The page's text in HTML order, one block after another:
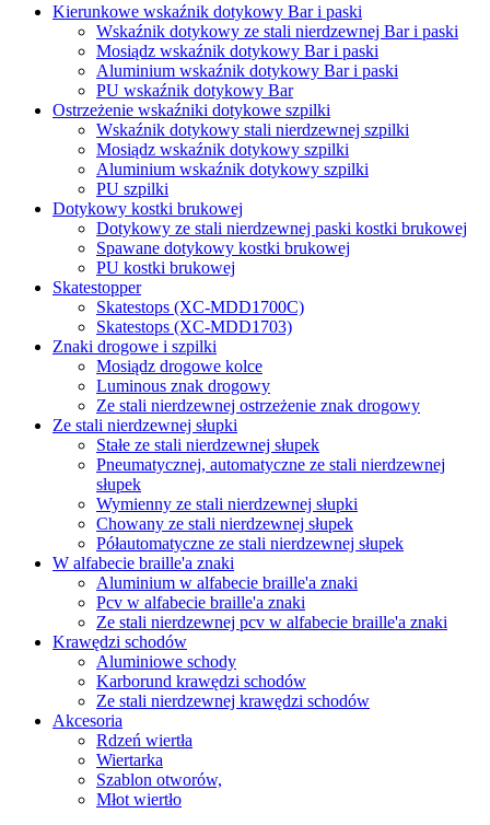
Kierunkowe wskaźnik dotykowy Bar i paski
Wskaźnik dotykowy ze stali nierdzewnej Bar i paski
Mosiądz wskaźnik dotykowy Bar i paski
Aluminium wskaźnik dotykowy Bar i paski
PU wskaźnik dotykowy Bar
Ostrzeżenie wskaźniki dotykowe szpilki
Wskaźnik dotykowy stali nierdzewnej szpilki
Mosiądz wskaźnik dotykowy szpilki
Aluminium wskaźnik dotykowy szpilki
PU szpilki
Dotykowy kostki brukowej
Dotykowy ze stali nierdzewnej paski kostki brukowej
Spawane dotykowy kostki brukowej
PU kostki brukowej
Skatestopper
Skatestops (XC-MDD1700C)
Skatestops (XC-MDD1703)
Znaki drogowe i szpilki
Mosiądz drogowe kolce
Luminous znak drogowy
Ze stali nierdzewnej ostrzeżenie znak drogowy
Ze stali nierdzewnej słupki
Stałe ze stali nierdzewnej słupek
Pneumatycznej, automatyczne ze stali nierdzewnej
słupek
Wymienny ze stali nierdzewnej słupki
Chowany ze stali nierdzewnej słupek
Półautomatyczne ze stali nierdzewnej słupek
W alfabecie braille'a znaki
Aluminium w alfabecie braille'a znaki
Pcv w alfabecie braille'a znaki
Ze stali nierdzewnej pcv w alfabecie braille'a znaki
Krawędzi schodów
Aluminiowe schody
Karborund krawędzi schodów
Ze stali nierdzewnej krawędzi schodów
Akcesoria
Rdzeń wiertła
Wiertarka
Szablon otworów,
Młot wiertło